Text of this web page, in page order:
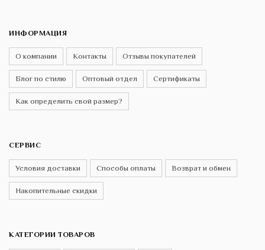
ИНФОРМАЦИЯ
О компании Контакты Отзывы покупателей
Блог по стилю Оптовый отдел Сертификаты
Как определить свой размер?
СЕРВИС
Условия доставки Способы оплаты Возврат и обмен
Накопительные скидки
КАТЕГОРИИ ТОВАРОВ